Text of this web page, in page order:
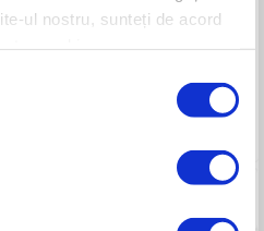
ul nostru, sunteți de acord
40 mm
10.7 kg
100s2024
24 luni